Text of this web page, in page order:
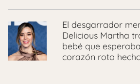
El desgarrador
Delicious Martha
bebé que
corazón roto